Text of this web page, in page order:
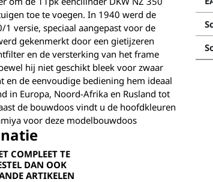
toe te voegen. In 1940 werd de
versie, speciaal aangepast voor de
gekenmerkt door een gietijzeren
en de versterking van het frame
hij niet geschikt bleek voor zwaar
en de eenvoudige bediening hem ideaal
in Europa, Noord-Afrika en Rusland tot
de bouwdoos vindt u de hoofdkleuren
voor deze modelbouwdoos
COMPLEET TE
DAN OOK
ARTIKELEN